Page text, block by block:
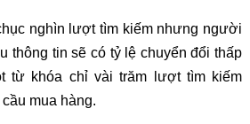
nghìn lượt tìm kiếm nhưng người
thông tin sẽ có tỷ lệ chuyển đổi thấp
từ khóa chỉ vài trăm lượt tìm kiếm
mua hàng.